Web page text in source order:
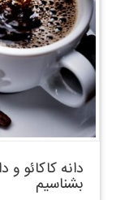
دانه کاکائو
بشناسیم